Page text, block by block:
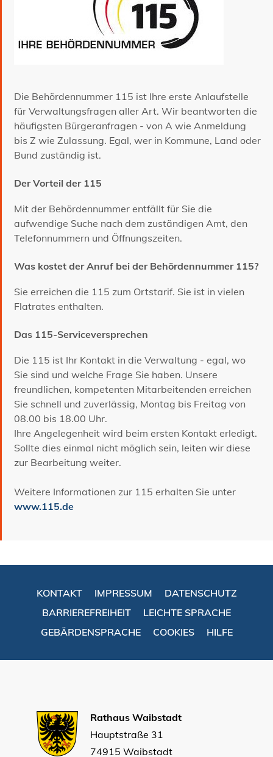
Die Behördennummer 115 ist Ihre erste Anlaufstelle
für Verwaltungsfragen aller Art. Wir beantworten die
häufigsten Bürgeranfragen - von A wie Anmeldung
bis Z wie Zulassung. Egal, wer in Kommune, Land oder
Bund zuständig ist.
Der Vorteil der 115
Mit der Behördennummer entfällt für Sie die
aufwendige Suche nach dem zuständigen Amt, den
Telefonnummern und Öffnungszeiten.
Was kostet der Anruf bei der Behördennummer 115?
Sie erreichen die 115 zum Ortstarif. Sie ist in vielen
Flatrates enthalten.
Das 115-Serviceversprechen
Die 115 ist Ihr Kontakt in die Verwaltung - egal, wo
Sie sind und welche Frage Sie haben. Unsere
freundlichen, kompetenten Mitarbeitenden erreichen
Sie schnell und zuverlässig, Montag bis Freitag von
08.00 bis 18.00 Uhr.
Ihre Angelegenheit wird beim ersten Kontakt erledigt.
Sollte dies einmal nicht möglich sein, leiten wir diese
zur Bearbeitung weiter.
Weitere Informationen zur 115 erhalten Sie unter
www.115.de
KONTAKT IMPRESSUM
DATENSCHUTZ
BARRIEREFREIHEIT
LEICHTE SPRACHE
GEBÄRDENSPRACHE
COOKIES HILFE
Rathaus Waibstadt
Hauptstraße 31
74915 Waibstadt